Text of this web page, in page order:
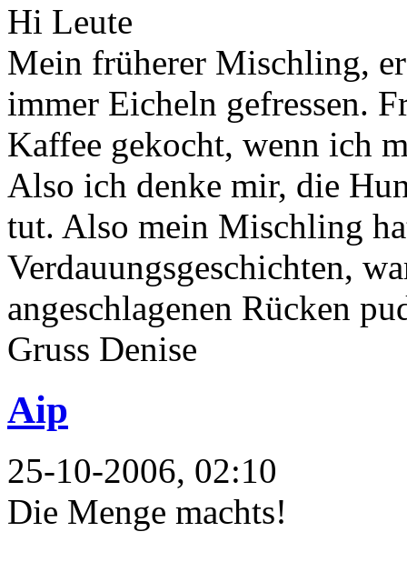
Hi Leute
Mein früherer Mischling,
immer Eicheln gefressen.
Kaffee gekocht, wenn ich
Also ich denke mir, die
tut. Also mein Mischling
Verdauungsgeschichten,
angeschlagenen Rücken
Gruss Denise
Aip
25-10-2006, 02:10
Die Menge machts!